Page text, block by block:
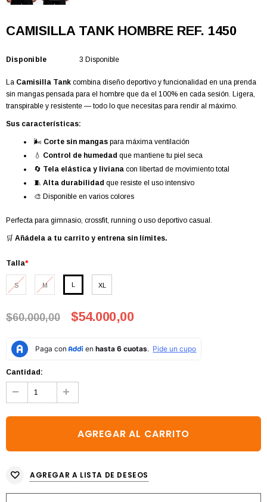
CAMISILLA TANK HOMBRE REF. 1450
Disponible 3 Disponible
La Camisilla Tank combina diseño deportivo y funcionalidad en una prenda
sin mangas pensada para el hombre que da el 100% en cada sesión. Ligera,
transpirable y resistente — todo lo que necesitas para rendir al máximo.
Sus características:
🌬️ Corte sin mangas para máxima ventilación
💧 Control de humedad que mantiene tu piel seca
🔄 Tela elástica y liviana con libertad de movimiento total
🧵 Alta durabilidad que resiste el uso intensivo
🎨 Disponible en varios colores
Perfecta para gimnasio, crossfit, running o uso deportivo casual.
🛒 Añádela a tu carrito y entrena sin límites.
Talla*
S M XL
$60.000,00 $54.000,00
Cantidad:
AGREGAR A LISTA DE DESEOS